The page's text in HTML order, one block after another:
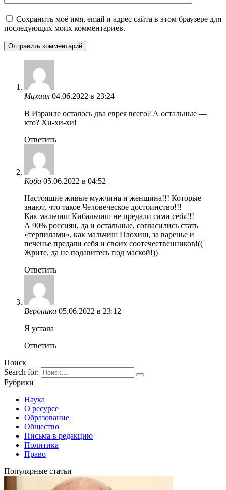
Сохранить моё имя, email и адрес сайта в этом браузере для
последующих моих комментариев.
Михаил 04.06.2022 в 23:24
В Израиле осталось два еврея всего? А остальные —
кто? Хи-хи-хи!
Ответить
Коба 05.06.2022 в 04:52
Настоящие живые мужчина и женщина!!! Которые
знают, что такое Человеческое достоинство!!!
Как мальчиш Кибальчиш не предали сами себя!!!
А 90% россиян, да и остальные, согласились стать
«терпилами», как мальчиш Плохиш, за варенье и
печенье предали себя и своих соотечественников!((
Жрите, да не подавитесь под маской!))
Ответить
Вероника 05.06.2022 в 23:12
Я устала
Ответить
Поиск
Search for:
Рубрики
Наука
О ресурсе
Образование
Общество
Письма в редакцию
Политика
Право
Популярные статьи